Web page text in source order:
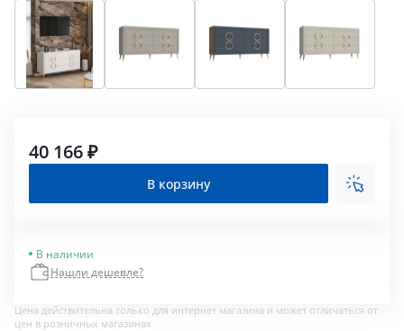
40 166 ₽
В корзину
В наличии
Нашли дешевле?
Цена действительна только для интернет магазина и может отличаться от
цен в розничных магазинах